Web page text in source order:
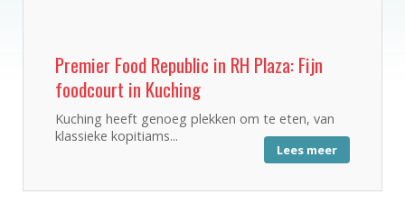
Premier Food Republic in RH Plaza: Fijn
foodcourt in Kuching
Kuching heeft genoeg plekken om te eten, van
klassieke kopitiams...
Lees meer